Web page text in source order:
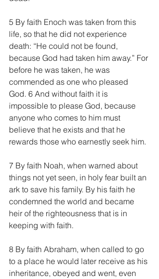
5 By faith Enoch was taken from this
life, so that he did not experience
death: “He could not be found,
because God had taken him away.” For
before he was taken, he was
commended as one who pleased
God. 6 And without faith it is
impossible to please God, because
anyone who comes to him must
believe that he exists and that he
rewards those who earnestly seek him.
7 By faith Noah, when warned about
things not yet seen, in holy fear built an
ark to save his family. By his faith he
condemned the world and became
heir of the righteousness that is in
keeping with faith.
8 By faith Abraham, when called to go
to a place he would later receive as his
inheritance, obeyed and went, even